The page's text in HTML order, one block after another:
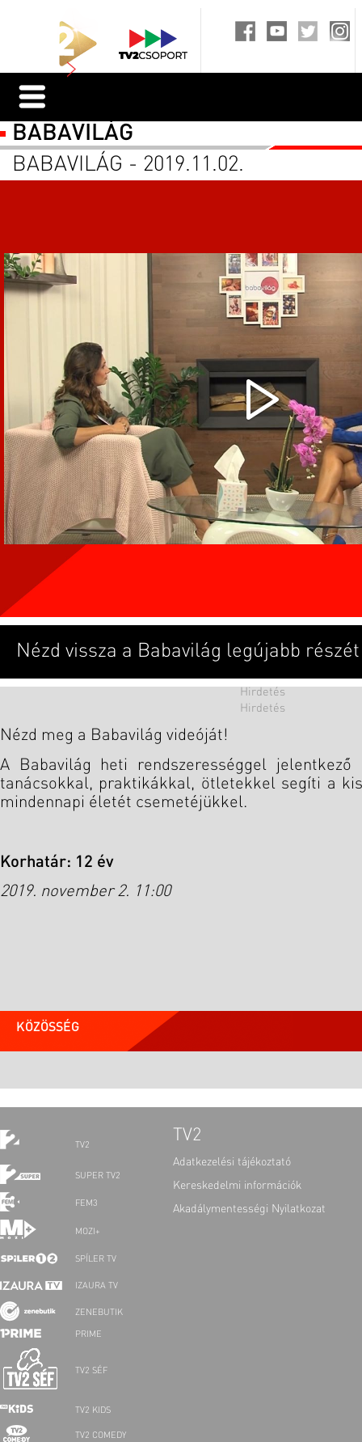
BABAVILÁG
BABAVILÁG - 2019.11.02.
Nézd vissza a Babavilág legújabb
Nézd meg a Babavilág videóját!
A Babavilág heti rendszerességgel jelentkező
tanácsokkal, praktikákkal, ötletekkel segíti a
mindennapi életét csemetéjükkel.
Korhatár: 12 év
2019. november 2. 11:00
KÖZÖSSÉG
TV2
SUPER TV2
FEM3
MOZI+
SPÍLER TV
IZAURA TV
ZENEBUTIK
PRIME
TV2 SÉF
TV2 KIDS
TV2 COMEDY
TV2
Adatkezelési tájékoztató
Kereskedelmi információk
Akadálymentességi Nyilatkozat